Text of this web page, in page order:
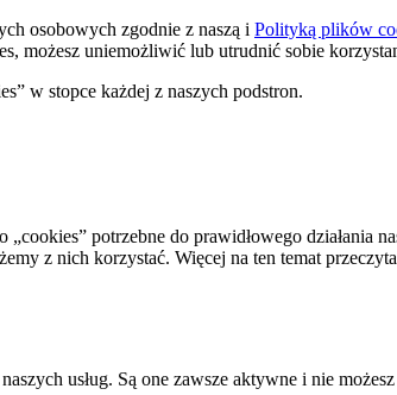
osobowych zgodnie z naszą i Polityką plików
możesz uniemożliwić lub utrudnić sobie
w stopce każdej z naszych podstron.
potrzebne do prawidłowego działania
z nich korzystać. Więcej na ten temat
usług. Są one zawsze aktywne i nie